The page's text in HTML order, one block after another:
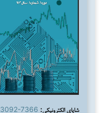
شاپای الکترونیکی: 3092-7366